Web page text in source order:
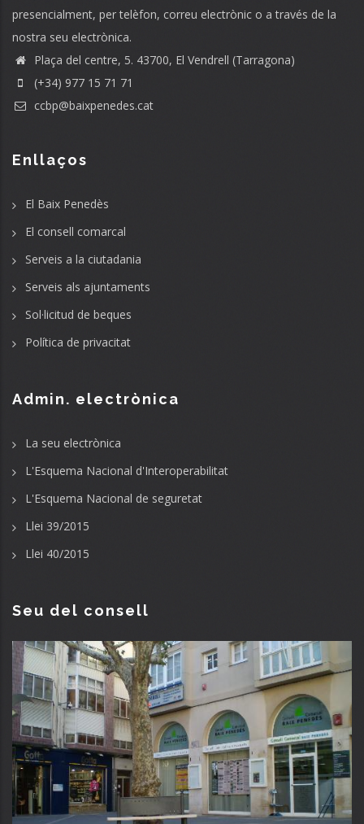
presencialment, per telèfon, correu electrònic o a través de la
nostra seu electrònica.
Plaça del centre, 5. 43700, El Vendrell (Tarragona)
(+34) 977 15 71 71
ccbp@baixpenedes.cat
Enllaços
El Baix Penedès
El consell comarcal
Serveis a la ciutadania
Serveis als ajuntaments
Sol·licitud de beques
Política de privacitat
Admin. electrònica
La seu electrònica
L'Esquema Nacional d'Interoperabilitat
L'Esquema Nacional de seguretat
Llei 39/2015
Llei 40/2015
Seu del consell